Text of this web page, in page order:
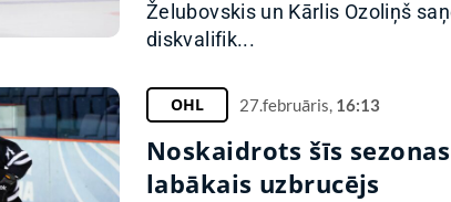
Želubovskis un Kārlis Ozoliņš
diskvalifik...
OHL 27.februāris, 16:13
Noskaidrots šīs
labākais uzbrucējs